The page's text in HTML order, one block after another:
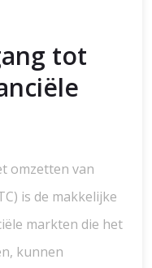
tot
omzetten van
is de makkelijke
markten die het
kunnen